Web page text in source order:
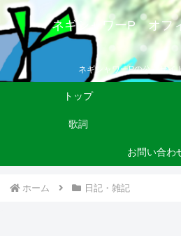
ネギシャワーP オフ
ネギシャワーPの公式サイ
トップ
歌詞
お問い合わ
ホーム 日記・雑記